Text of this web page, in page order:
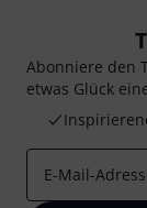
Abonniere den
etwas Glück
E-Mail-